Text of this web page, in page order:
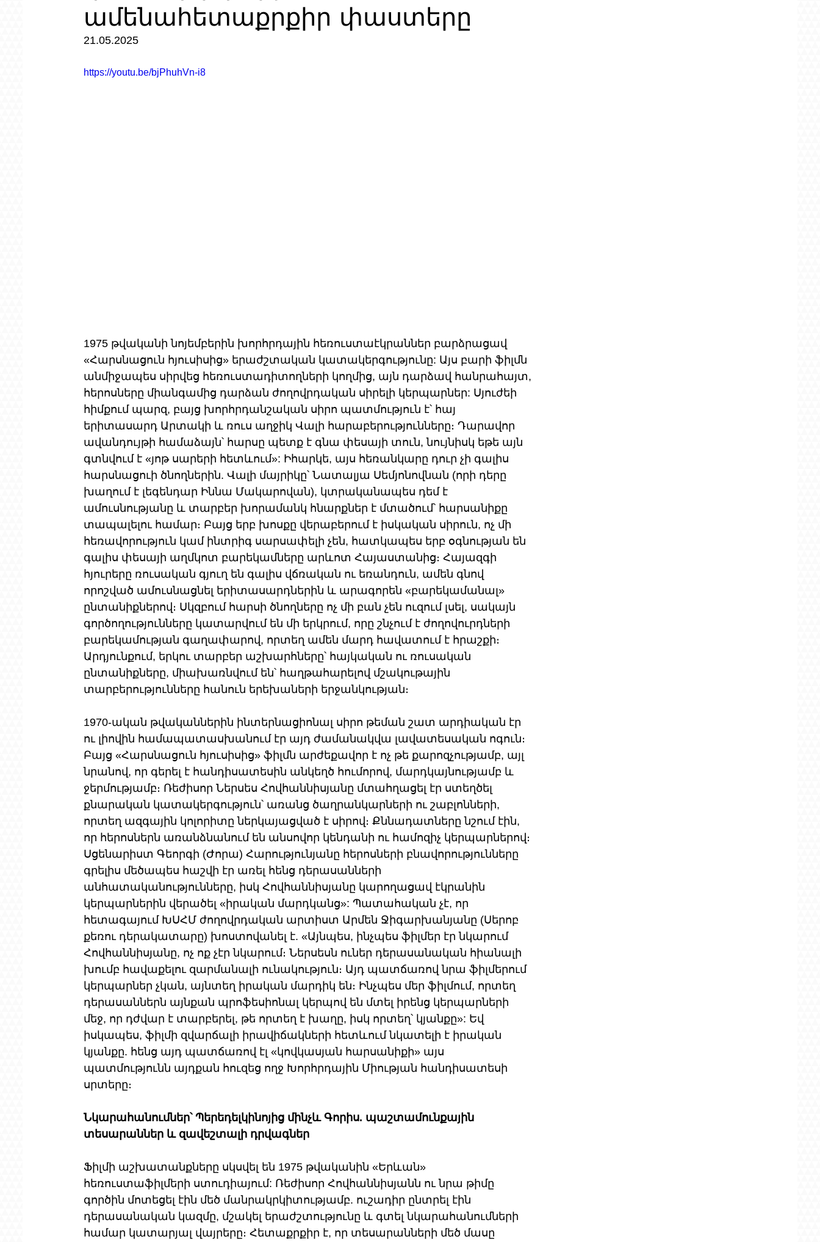
ամենահետաքրքիր փաստերը
21.05.2025
https://youtu.be/bjPhuhVn-i8
1975 թվականի նոյեմբերին խորհրդային հեռուստաէկրաններ բարձրացավ
«Հարսնացուն հյուսիսից» երաժշտական կատակերգությունը: Այս բարի ֆիլմն
անմիջապես սիրվեց հեռուստադիտողների կողմից, այն դարձավ հանրահայտ,
հերոսները միանգամից դարձան ժողովրդական սիրելի կերպարներ: Սյուժեի
հիմքում պարզ, բայց խորհրդանշական սիրո պատմություն է՝ հայ
երիտասարդ Արտակի և ռուս աղջիկ Վալի հարաբերությունները։ Դարավոր
ավանդույթի համաձայն՝ հարսը պետք է գնա փեսայի տուն, նույնիսկ եթե այն
գտնվում է «յոթ սարերի հետևում»: Իհարկե, այս հեռանկարը դուր չի գալիս
հարսնացուի ծնողներին. Վալի մայրիկը՝ Նատալյա Սեմյոնովնան (որի դերը
խաղում է լեգենդար Իննա Մակարովան), կտրականապես դեմ է
ամուսնությանը և տարբեր խորամանկ հնարքներ է մտածում՝ հարսանիքը
տապալելու համար։ Բայց երբ խոսքը վերաբերում է իսկական սիրուն, ոչ մի
հեռավորություն կամ ինտրիգ սարսափելի չեն, հատկապես երբ օգնության են
գալիս փեսայի աղմկոտ բարեկամները արևոտ Հայաստանից։ Հայազգի
հյուրերը ռուսական գյուղ են գալիս վճռական ու եռանդուն, ամեն գնով
որոշված ամուսնացնել երիտասարդներին և արագորեն «բարեկամանալ»
ընտանիքներով։ Սկզբում հարսի ծնողները ոչ մի բան չեն ուզում լսել, սակայն
գործողությունները կատարվում են մի երկրում, որը շնչում է ժողովուրդների
բարեկամության գաղափարով, որտեղ ամեն մարդ հավատում է հրաշքի։
Արդյունքում, երկու տարբեր աշխարհները՝ հայկական ու ռուսական
ընտանիքները, միախառնվում են՝ հաղթահարելով մշակութային
տարբերությունները հանուն երեխաների երջանկության։
1970-ական թվականներին ինտերնացիոնալ սիրո թեման շատ արդիական էր
ու լիովին համապատասխանում էր այդ ժամանակվա լավատեսական ոգուն։
Բայց «Հարսնացուն հյուսիսից» ֆիլմն արժեքավոր է ոչ թե քարոզչությամբ, այլ
նրանով, որ գերել է հանդիսատեսին անկեղծ հումորով, մարդկայնությամբ և
ջերմությամբ։ Ռեժիսոր Ներսես Հովհաննիսյանը մտահղացել էր ստեղծել
քնարական կատակերգություն՝ առանց ծաղրանկարների ու շաբլոնների,
որտեղ ազգային կոլորիտը ներկայացված է սիրով։ Քննադատները նշում էին,
որ հերոսներն առանձնանում են անսովոր կենդանի ու համոզիչ կերպարներով։
Սցենարիստ Գեորգի (Ժորա) Հարությունյանը հերոսների բնավորությունները
գրելիս մեծապես հաշվի էր առել հենց դերասանների
անհատականությունները, իսկ Հովհաննիսյանը կարողացավ էկրանին
կերպարներին վերածել «իրական մարդկանց»: Պատահական չէ, որ
հետագայում ԽՍՀՄ ժողովրդական արտիստ Արմեն Ջիգարխանյանը (Սերոբ
քեռու դերակատարը) խոստովանել է. «Այնպես, ինչպես ֆիլմեր էր նկարում
Հովհաննիսյանը, ոչ ոք չէր նկարում։ Ներսեսն ուներ դերասանական հիանալի
խումբ հավաքելու զարմանալի ունակություն։ Այդ պատճառով նրա ֆիլմերում
կերպարներ չկան, այնտեղ իրական մարդիկ են։ Ինչպես մեր ֆիլմում, որտեղ
դերասաններն այնքան պրոֆեսիոնալ կերպով են մտել իրենց կերպարների
մեջ, որ դժվար է տարբերել, թե որտեղ է խաղը, իսկ որտեղ՝ կյանքը»: Եվ
իսկապես, ֆիլմի զվարճալի իրավիճակների հետևում նկատելի է իրական
կյանքը. հենց այդ պատճառով էլ «կովկասյան հարսանիքի» այս
պատմությունն այդքան հուզեց ողջ Խորհրդային Միության հանդիսատեսի
սրտերը։
Նկարահանումներ՝ Պերեդելկինոյից մինչև Գորիս. պաշտամունքային
տեսարաններ և զավեշտալի դրվագներ
Ֆիլմի աշխատանքները սկսվել են 1975 թվականին «Երևան»
հեռուստաֆիլմերի ստուդիայում: Ռեժիսոր Հովհաննիսյանն ու նրա թիմը
գործին մոտեցել էին մեծ մանրակրկիտությամբ. ուշադիր ընտրել էին
դերասանական կազմը, մշակել երաժշտությունը և գտել նկարահանումների
համար կատարյալ վայրերը։ Հետաքրքիր է, որ տեսարանների մեծ մասը